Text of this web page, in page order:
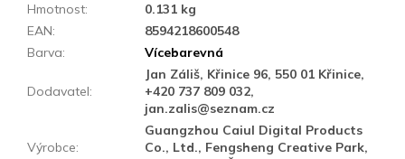
Hmotnost:
0.131 kg
EAN:
8594218600548
Barva: Vícebarevná
Dodavatel:
Jan Záliš, Křinice 96, 550 01 Křinice,
+420 737 809 032,
jan.zalis@seznam.cz
Výrobce:
Guangzhou Caiul Digital Products
Co., Ltd., Fengsheng Creative Park,